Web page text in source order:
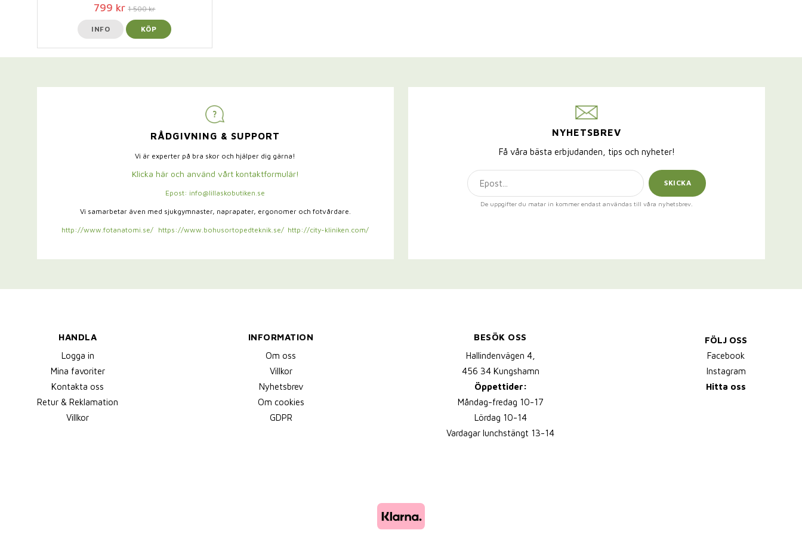
799 kr 1 500 kr
INFO KÖP
RÅDGIVNING & SUPPORT
Vi är experter på bra skor och hjälper dig gärna!
Klicka här och använd vårt kontaktformulär!
Epost: info@lillaskobutiken.se
Vi samarbetar även med sjukgymnaster, naprapater, ergonomer och fotvårdare.
http://www.fotanatomi.se/ https://www.bohusortopedteknik.se/ http://city-kliniken.com/
NYHETSBREV
Få våra bästa erbjudanden, tips och nyheter!
SKICKA
De uppgifter du matar in kommer endast användas till våra nyhetsbrev.
HANDLA
Logga in
Mina favoriter
Kontakta oss
Retur & Reklamation
Villkor
INFORMATION
Om oss
Villkor
Nyhetsbrev
Om cookies
GDPR
BESÖK OSS
Hallindenvägen 4,
456 34 Kungshamn
Öppettider:
Måndag-fredag 10-17
Lördag 10-14
Vardagar lunchstängt 13-14
FÖLJ OSS
Facebook
Instagram
Hitta oss